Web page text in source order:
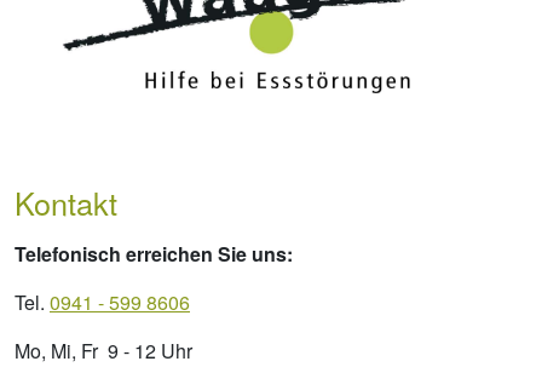
Kontakt
Telefonisch erreichen Sie uns:
Tel. 0941 - 599 8606
Mo, Mi, Fr 9 - 12 Uhr